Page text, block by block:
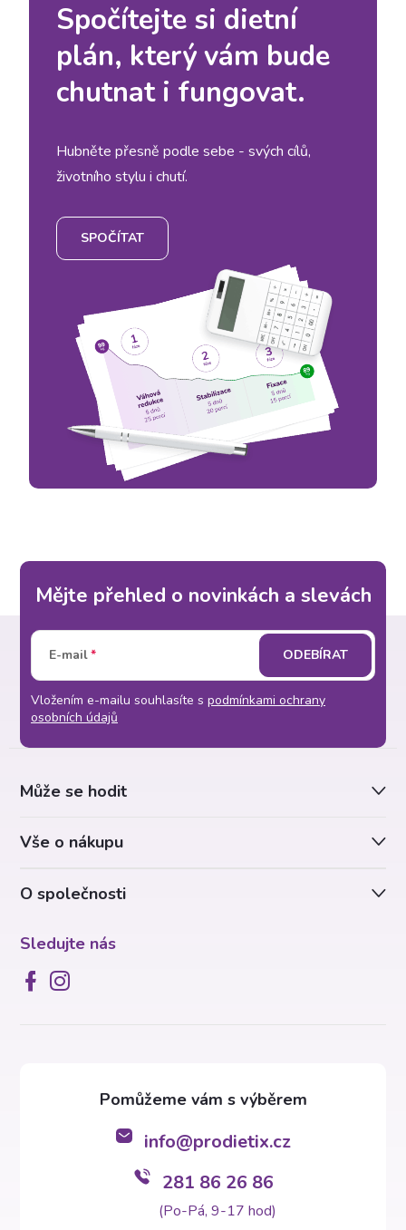
Spočítejte si dietní
plán, který vám bude
chutnat i fungovat.
Hubněte přesně podle sebe - svých cílů,
životního stylu i chutí.
SPOČÍTAT
Mějte přehled o novinkách a slevách
E-mail
Vložením e-mailu souhlasíte s podmínkami ochrany
osobních údajů
ODEBÍRAT
O společnosti
Sledujte nás
Může se hodit
Vše o nákupu
info@prodietix.cz
281 86 26 86
(Po-Pá, 9-17 hod)